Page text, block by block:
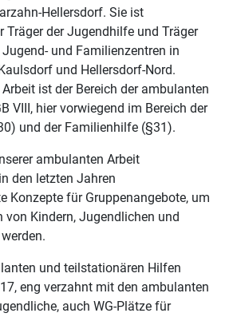
Hellersdorf. Sie ist
Träger der Jugendhilfe und Träger
und Familienzentren in
und Hellersdorf-Nord.
ist der Bereich der ambulanten
VIII, hier vorwiegend im Bereich der
und der Familienhilfe (§31).
ambulanten Arbeit
den letzten Jahren
Konzepte für Gruppenangebote, um
von Kindern, Jugendlichen und
und teilstationären Hilfen
eng verzahnt mit den ambulanten
auch WG-Plätze für